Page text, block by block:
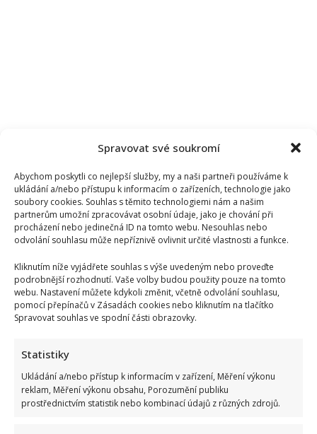
Spravovat své soukromí
Abychom poskytli co nejlepší služby, my a naši partneři používáme k
ukládání a/nebo přístupu k informacím o zařízeních, technologie jako
soubory cookies. Souhlas s těmito technologiemi nám a našim
partnerům umožní zpracovávat osobní údaje, jako je chování při
procházení nebo jedinečná ID na tomto webu. Nesouhlas nebo
odvolání souhlasu může nepříznivě ovlivnit určité vlastnosti a funkce.
Kliknutím níže vyjádřete souhlas s výše uvedeným nebo proveďte
podrobnější rozhodnutí. Vaše volby budou použity pouze na tomto
webu. Nastavení můžete kdykoli změnit, včetně odvolání souhlasu,
pomocí přepínačů v Zásadách cookies nebo kliknutím na tlačítko
Spravovat souhlas ve spodní části obrazovky.
Statistiky
Ukládání a/nebo přístup k informacím v zařízení, Měření výkonu
reklam, Měření výkonu obsahu, Porozumění publiku
prostřednictvím statistik nebo kombinací údajů z různých zdrojů.